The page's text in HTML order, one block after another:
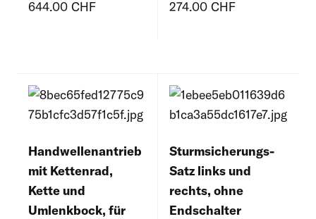
644.00 CHF 274.00 CHF
Handwellenantrieb
mit Kettenrad,
Kette und
Umlenkbock, für
Sturmsicherungs-
Satz links und
rechts, ohne
Endschalter